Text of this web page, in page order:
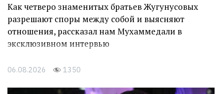
Как четверо знаменитых братьев Жугунусовых
разрешают споры между собой и выясняют
отношения, рассказал нам Мухаммедали в
эксклюзивном интервью
06.08.2026 1350